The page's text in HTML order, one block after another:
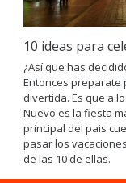
10 ideas para
¿Así que has
Entonces preparate
divertida. Es que a
Nuevo es la fiesta
principal del pais
pasar los
de las 10 de ellas.